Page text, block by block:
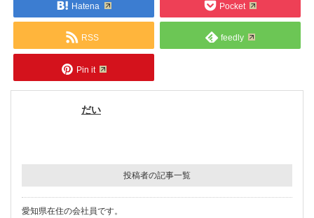
Hatena Pocket
RSS feedly
Pin it
だい
投稿者の記事一覧
愛知県在住の会社員です。